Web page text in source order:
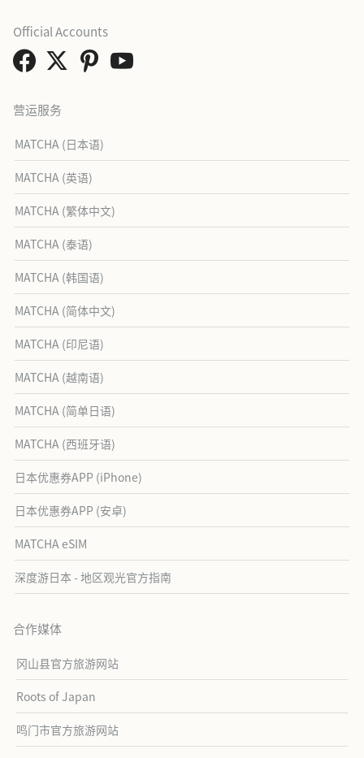
营运服务
MATCHA (日本语)
MATCHA (英语)
MATCHA (繁体中文)
MATCHA (泰语)
MATCHA (韩国语)
MATCHA (简体中文)
MATCHA (印尼语)
MATCHA (越南语)
MATCHA (简单日语)
MATCHA (西班牙语)
日本优惠券APP (iPhone)
日本优惠券APP (安卓)
MATCHA eSIM
深度游日本 - 地区观光官方指南
合作媒体
冈山县官方旅游网站
Roots of Japan
鸣门市官方旅游网站
Official Accounts